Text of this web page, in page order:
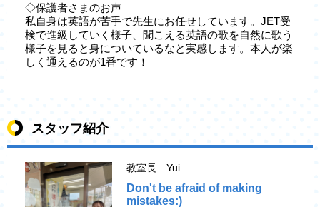
◇保護者さまのお声
私自身は英語が苦手で先生にお任せしています。JET受
検で進級していく様子、聞こえる英語の歌を自然に歌う
様子を見ると身についているなと実感します。本人が楽
しく通えるのが1番です！
スタッフ紹介
教室長 Yui
Don't be afraid of making
mistakes:)